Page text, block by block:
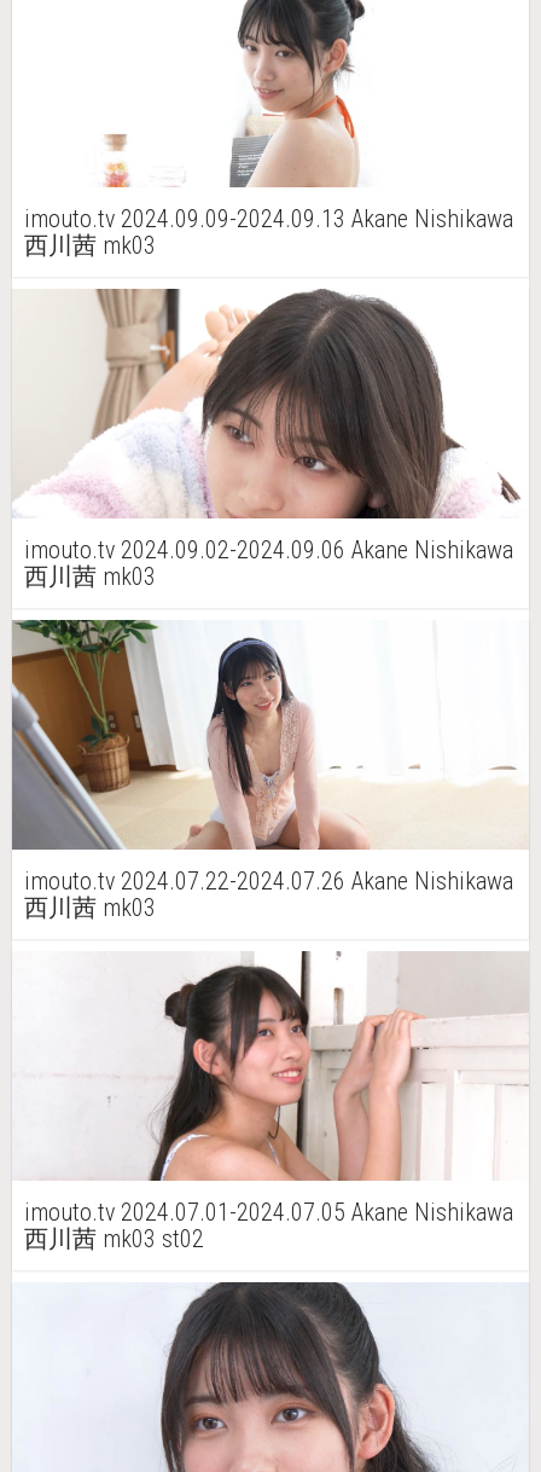
imouto.tv 2024.09.09-2024.09.13 Akane Nishikawa
西川茜 mk03
imouto.tv 2024.09.02-2024.09.06 Akane Nishikawa
西川茜 mk03
imouto.tv 2024.07.22-2024.07.26 Akane Nishikawa
西川茜 mk03
imouto.tv 2024.07.01-2024.07.05 Akane Nishikawa
西川茜 mk03 st02